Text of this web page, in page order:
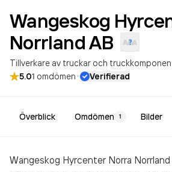
Wangeskog
NorrlandAB
Tillverkare av truckar och
5.01 omdömen· Verifierad
Överblick Omdömen 1 Bilder
Wangeskog Hyrcenter Norra